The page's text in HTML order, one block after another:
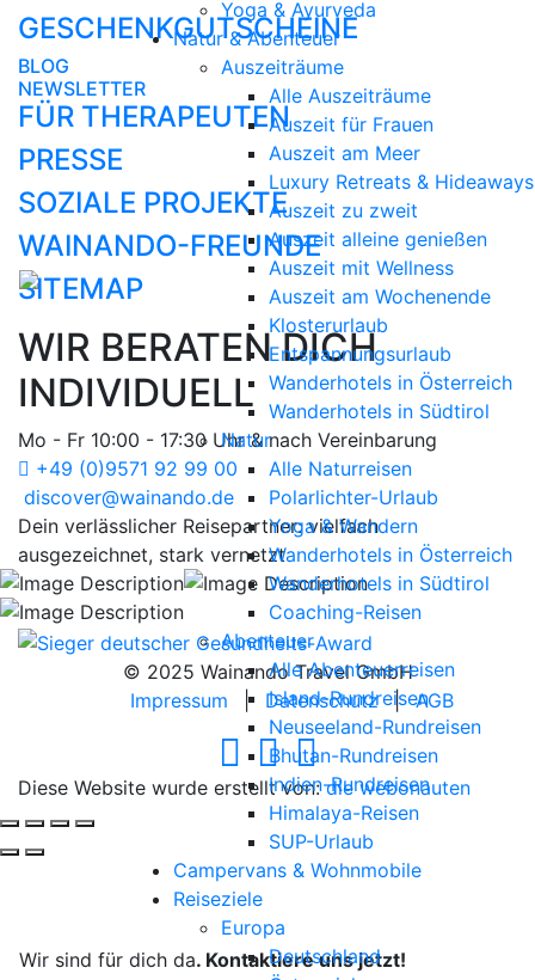
Yoga & Ayurveda
Natur & Abenteuer
Auszeiträume
Alle Auszeiträume
Auszeit für Frauen
Auszeit am Meer
Luxury Retreats & Hideaways
Auszeit zu zweit
Auszeit alleine genießen
Auszeit mit Wellness
Auszeit am Wochenende
Klosterurlaub
Entspannungsurlaub
Wanderhotels in Österreich
Wanderhotels in Südtirol
Natur
Alle Naturreisen
Polarlichter-Urlaub
Yoga & Wandern
Wanderhotels in Österreich
Wanderhotels in Südtirol
Coaching-Reisen
Abenteuer
Alle Abenteuerreisen
Island-Rundreisen
Neuseeland-Rundreisen
Bhutan-Rundreisen
Indien-Rundreisen
Himalaya-Reisen
SUP-Urlaub
Campervans & Wohnmobile
Reiseziele
Europa
Deutschland
GESCHENKGUTSCHEINE
BLOG
NEWSLETTER
FÜR THERAPEUTEN
PRESSE
SOZIALE PROJEKTE
WAINANDO-FREUNDE
SITEMAP
WIR BERATEN DICH
INDIVIDUELL
Mo - Fr 10:00 - 17:30 Uhr & nach Vereinbarung
+49 (0)9571 92 99 00
discover@wainando.de
Dein verlässlicher Reisepartner: vielfach
ausgezeichnet, stark vernetzt
© 2025 Wainando Travel GmbH
Impressum
| Datenschutz | AGB
Diese Website wurde erstellt von:die webonauten
Deine Reise, unsere Leidenschaft.
Wir sind für dich da. Kontaktiere uns jetzt!